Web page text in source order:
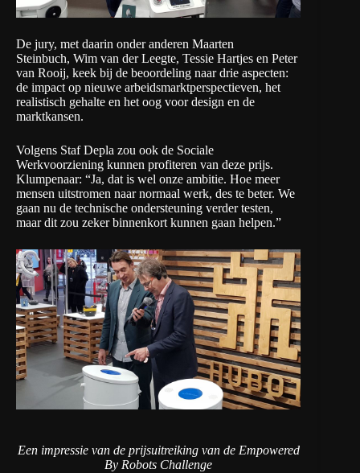
De jury, met daarin onder anderen Maarten
Steinbuch, Wim van der Leegte, Tessie Hartjes en Peter
van Rooij, keek bij de beoordeling naar drie aspecten:
de impact op nieuwe arbeidsmarktperspectieven, het
realistisch gehalte en het oog voor design en de
marktkansen.
Volgens Staf Depla zou ook de Sociale
Werkvoorziening kunnen profiteren van deze prijs.
Klumpenaar: “Ja, dat is wel onze ambitie. Hoe meer
mensen uitstromen naar normaal werk, des te beter. We
gaan nu de technische ondersteuning verder testen,
maar dit zou zeker binnenkort kunnen gaan helpen.”
Een impressie van de prijsuitreiking van de Empowered
By Robots Challenge